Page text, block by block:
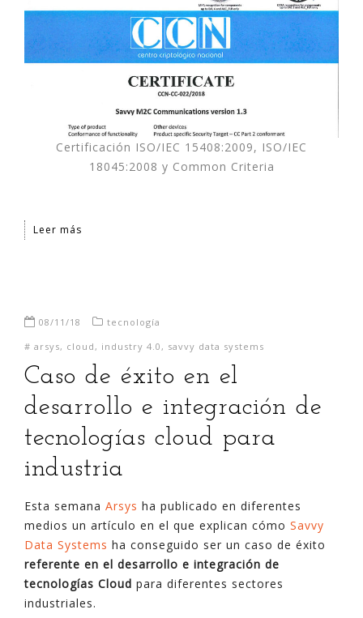
Certificación ISO/IEC 15408:2009, ISO/IEC
18045:2008 y Common Criteria
Leer más
08/11/18
tecnología
# arsys, cloud , industry 4.0 , savvy data systems
Caso de éxito en el
desarrollo e integración de
tecnologías cloud para
industria
Esta semana Arsys ha publicado en diferentes
medios un artículo en el que explican cómo Savvy
Data Systems ha conseguido ser un caso de éxito
referente en el desarrollo e integración de
tecnologías Cloud para diferentes sectores
industriales.